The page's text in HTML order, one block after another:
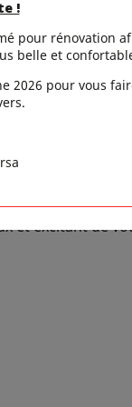
A moins
acidulés
désirs les plus
de la Saint
votre choix !
invitent à
à cette fête.
et excitant de
!
pour rénovation
belle et
2026 pour vous